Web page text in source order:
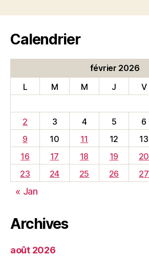
Calendrier
février 2026
L
M M J V
2
3 4 5 6
9
10 11 12 13
16
17 18 19 20
23
24 25 26 27
« Jan
Archives
août 2026